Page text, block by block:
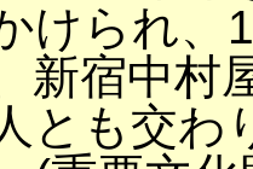
けられ、
新宿中村
とも交わ